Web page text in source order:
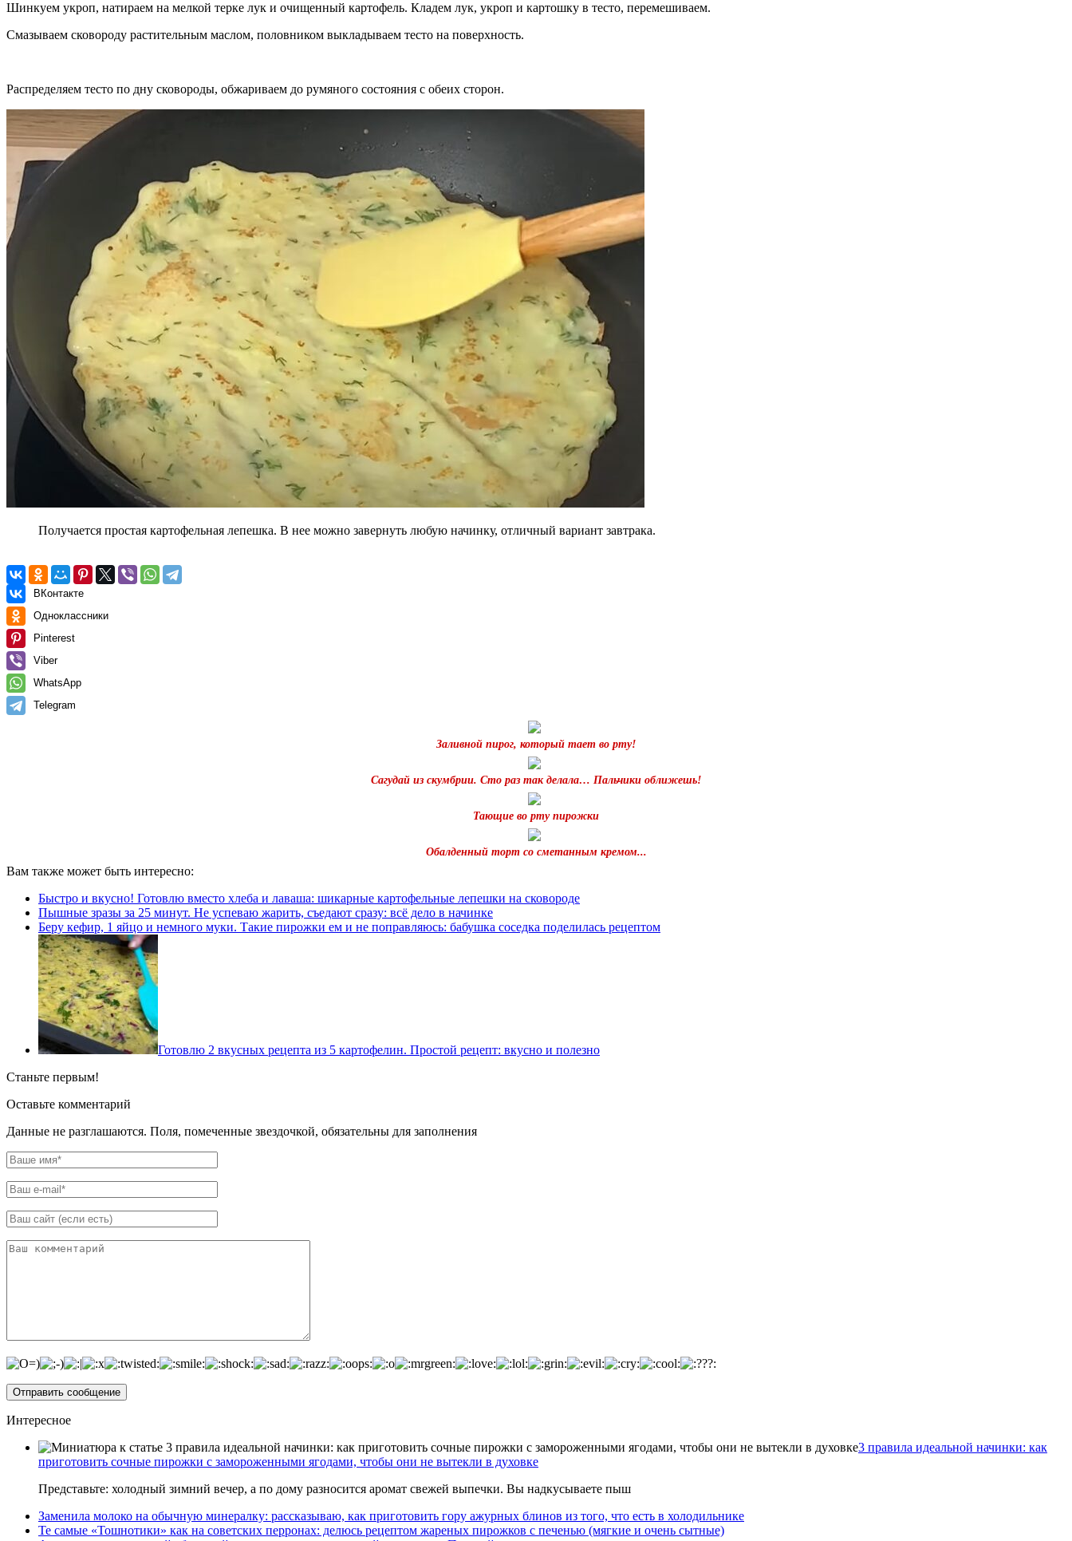
Шинкуем укроп, натираем на мелкой терке лук и очищенный картофель. Кладем лук, укроп и картошку в тесто, перемешиваем.
Смазываем сковороду растительным маслом, половником выкладываем тесто на поверхность.
Распределяем тесто по дну сковороды, обжариваем до румяного состояния с обеих сторон.
Получается простая картофельная лепешка. В нее можно завернуть любую начинку, отличный вариант завтрака.
ВКонтакте
Одноклассники
Pinterest
Viber
WhatsApp
Telegram
Заливной пирог, который тает во рту!
Сагудай из скумбрии. Сто раз так делала… Пальчики оближешь!
Тающие во рту пирожки
Обалденный торт со сметанным кремом...
Вам также может быть интересно:
Быстро и вкусно! Готовлю вместо хлеба и лаваша: шикарные картофельные лепешки на сковороде
Пышные зразы за 25 минут. Не успеваю жарить, съедают сразу: всё дело в начинке
Беру кефир, 1 яйцо и немного муки. Такие пирожки ем и не поправляюсь: бабушка соседка поделилась рецептом
Готовлю 2 вкусных рецепта из 5 картофелин. Простой рецепт: вкусно и полезно
Станьте первым!
Оставьте комментарий
Данные не разглашаются. Поля, помеченные звездочкой, обязательны для заполнения
Интересное
3 правила идеальной начинки: как
приготовить сочные пирожки с замороженными ягодами, чтобы они не вытекли в духовке
Представьте: холодный зимний вечер, а по дому разносится аромат свежей выпечки. Вы надкусываете пыш
Заменила молоко на обычную минералку: рассказываю, как приготовить гору ажурных блинов из того, что есть в холодильнике
Те самые «Тошнотики» как на советских перронах: делюсь рецептом жареных пирожков с печенью (мягкие и очень сытные)